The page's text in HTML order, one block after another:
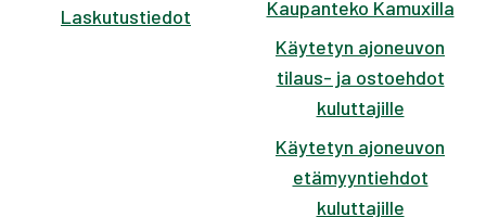
Laskutustiedot
Kaupanteko Kamuxilla
Käytetyn ajoneuvon
tilaus- ja ostoehdot
kuluttajille
Käytetyn ajoneuvon
etämyyntiehdot
kuluttajille